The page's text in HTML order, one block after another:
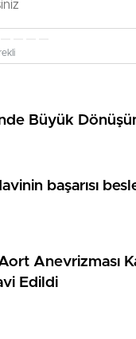
Büyük
başarısı
Anevrizması
Edildi